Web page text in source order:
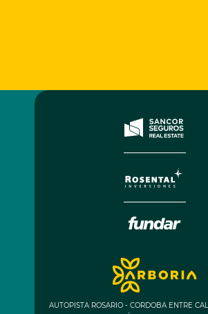
AUTOPISTA ROSARIO - CORDOBA ENTRE